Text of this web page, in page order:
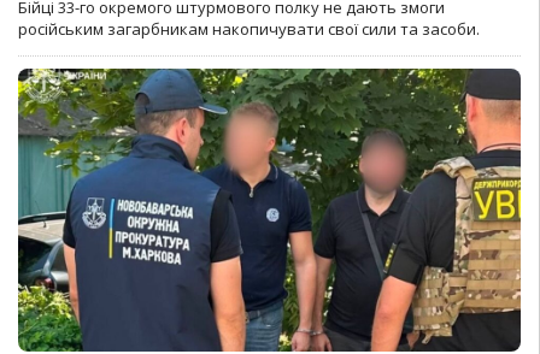
Бійці 33-го окремого штурмового полку не дають змоги
російським загарбникам накопичувати свої сили та засоби.